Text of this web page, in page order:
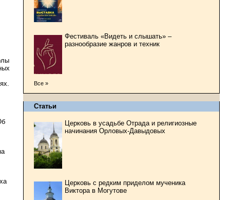
Фестиваль «Видеть и слышать» –
разнообразие жанров и техник
Все »
Статьи
Церковь в усадьбе Отрада и религиозные
начинания Орловых-Давыдовых
Церковь с редким приделом мученика
Виктора в Могутове